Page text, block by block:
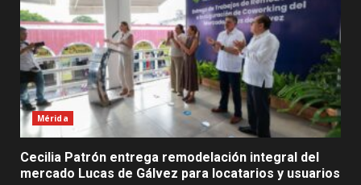
Mérida
Cecilia Patrón entrega remodelación integral del
mercado Lucas de Gálvez para locatarios y usuarios